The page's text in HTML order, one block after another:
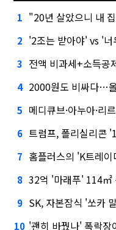
1 "20년 살았으니 내
2 '2조는 받아야' vs '
3 전액 비과세+소득공
4 2000원도 비싸다…올
5 메디큐브·아누아·리
6 트럼프, 폴리실리콘
7 홈플러스의 'K트레
8 32억 '마래푸' 114㎡
9 SK, 자본잠식 '쏘카
10 '괜히 바꿨나' 폭락장이